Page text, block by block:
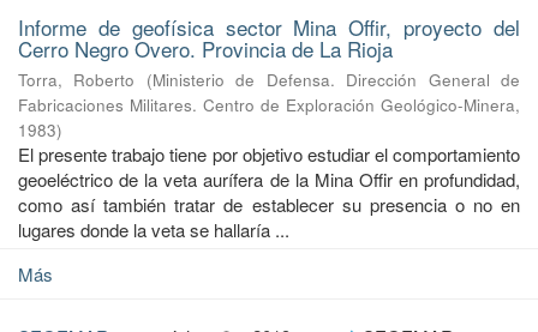
Informe de geofísica sector Mina Offir, proyecto del
Cerro Negro Overo. Provincia de La Rioja
Torra, Roberto (Ministerio de Defensa. Dirección General de
Fabricaciones Militares. Centro de Exploración Geológico-Minera,
1983)
El presente trabajo tiene por objetivo estudiar el comportamiento
geoeléctrico de la veta aurífera de la Mina Offir en profundidad,
como así también tratar de establecer su presencia o no en
lugares donde la veta se hallaría ...
Más